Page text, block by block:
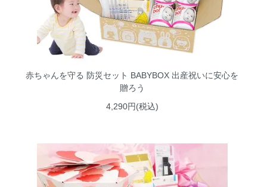
赤ちゃんを守る 防災セット BABYBOX 出産祝いに安心を
贈ろう
4,290円(税込)